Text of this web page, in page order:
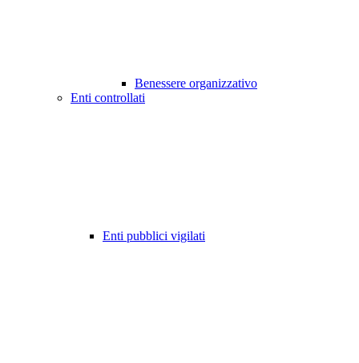
Benessere organizzativo
Enti controllati
Enti pubblici vigilati